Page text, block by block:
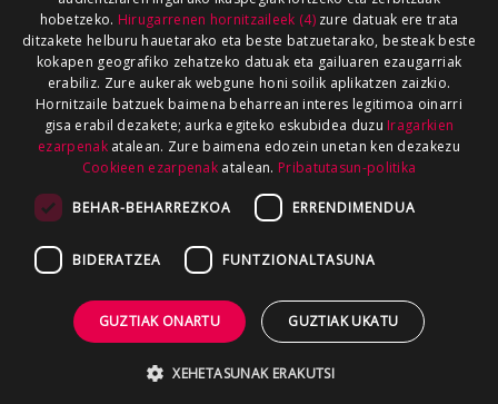
hobetzeko. Hirugarrenen hornitzaileek (4)zure datuak ere trata
ditzakete helburu hauetarako eta beste batzuetarako, besteak beste
kokapen geografiko zehatzeko datuak eta gailuaren ezaugarriak
erabiliz. Zure aukerak webgune honi soilik aplikatzen zaizkio.
Hornitzaile batzuek baimena beharrean interes legitimoa oinarri
gisa erabil dezakete; aurka egiteko eskubidea duzu Iragarkien
ezarpenakatalean. Zure baimena edozein unetan ken dezakezu
Cookieen ezarpenak atalean. Pribatutasun-politika
BEHAR-BEHARREZKOA ERRENDIMENDUA
BIDERATZEA FUNTZIONALTASUNA
GUZTIAK ONARTU GUZTIAK UKATU
XEHETASUNAK ERAKUTSI